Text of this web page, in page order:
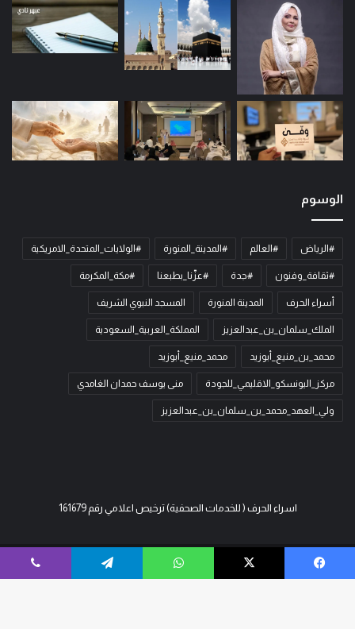
الوسوم
#الرياض #العالم #المدينة_المنورة #الولايات_المتحدة_الامريكية
#ثقافة_وفنون #جدة #عزّنا_بطبعنا #مكة_المكرمة
أسراء الحرف المدينة المنورة المسجد النبوي الشريف
الملك_سلمان_بن_عبدالعزيز المملكة_العربية_السعودية
محمد_بن_منيع_أبوزيد محمد_منيع_أبوزيد
مركز_اليونسكو_الاقليمي_للجودة منى يوسف حمدان الغامدي
ولي_العهد_محمد_بن_سلمان_بن_عبدالعزيز
اسراء الحرف ( للخدمات الصحفية) ترخيص اعلامي رقم 161679
© حقوق النشر 2026، جميع الحقوق محفوظة | لـ اسراء الحرف
فيسبوك ‫X واتساب تيلقرام ڤايبر